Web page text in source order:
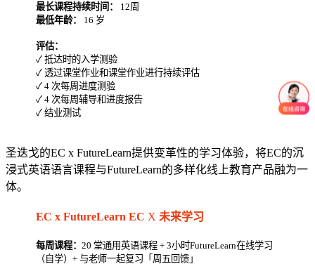
最长课程持续时间： 12周
最低年龄：
16 岁
评估：
✓ 抵达时的入学测验
✓ 透过课堂作业和课堂作业进行持续评估
✓ 4 次每周进度测验
✓ 4 次每周辅导和进度报告
✓ 结业测试
圣迭戈的EC x FutureLearn提供变革性的学习体验，将EC的沉
浸式英语语言课程与FutureLearn的多样化线上教育产品融为一
体。
EC x FutureLearn EC X 未来学习
每周课程： 20 堂通用英语课程 + 3小时FutureLearn在线学习
（自学）+ 与老师一起复习「周五回馈」